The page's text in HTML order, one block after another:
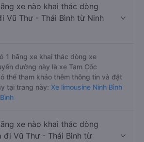
xe nào khai thác dòng
Vũ Thư - Thái Bình từ Ninh
1 hãng xe khai thác dòng xe
đường này là xe Tam Cốc
thể tham khảo thêm thông tin và đặt
tại trang này: Xe limousine Ninh Bình
xe nào khai thác dòng
đi Vũ Thư - Thái Bình từ